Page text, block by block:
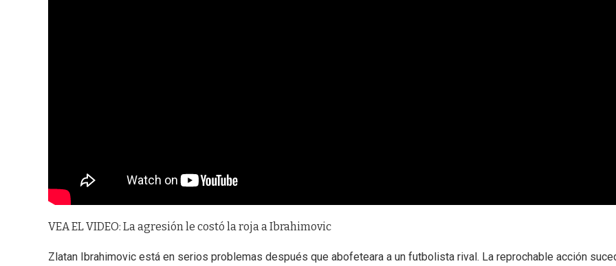
VEA EL VIDEO: La agresión le costó la roja a Ibrahimovic
Zlatan Ibrahimovic está en serios problemas después que abofeteara a un futbolista rival. La reprochable acción